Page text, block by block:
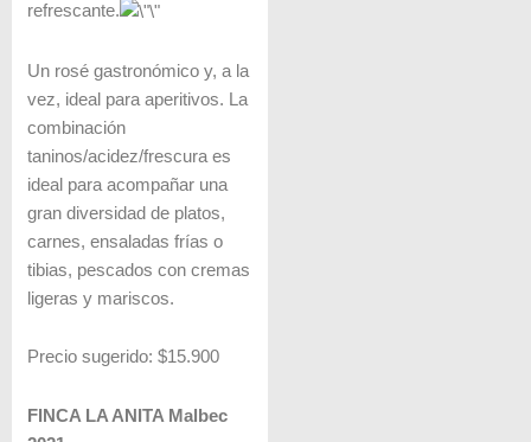
refrescante.
Un rosé gastronómico y, a la
vez, ideal para aperitivos. La
combinación
taninos/acidez/frescura es
ideal para acompañar una
gran diversidad de platos,
carnes, ensaladas frías o
tibias, pescados con cremas
ligeras y mariscos.
Precio sugerido: $15.900
FINCA LA ANITA Malbec